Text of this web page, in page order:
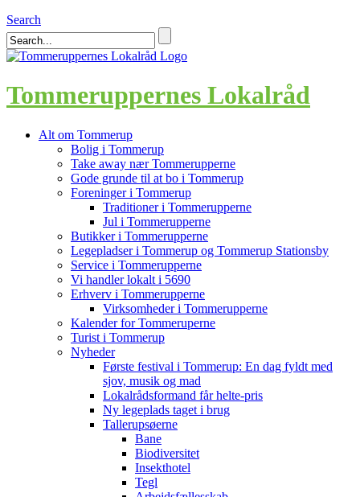
Search
Tommeruppernes Lokalråd
Alt om Tommerup
Bolig i Tommerup
Take away nær Tommerupperne
Gode grunde til at bo i Tommerup
Foreninger i Tommerup
Traditioner i Tommerupperne
Jul i Tommerupperne
Butikker i Tommerupperne
Legepladser i Tommerup og Tommerup Stationsby
Service i Tommerupperne
Vi handler lokalt i 5690
Erhverv i Tommerupperne
Virksomheder i Tommerupperne
Kalender for Tommeruperne
Turist i Tommerup
Nyheder
Første festival i Tommerup: En dag fyldt med
sjov, musik og mad
Lokalrådsformand får helte-pris
Ny legeplads taget i brug
Tallerupsøerne
Bane
Biodiversitet
Insekthotel
Tegl